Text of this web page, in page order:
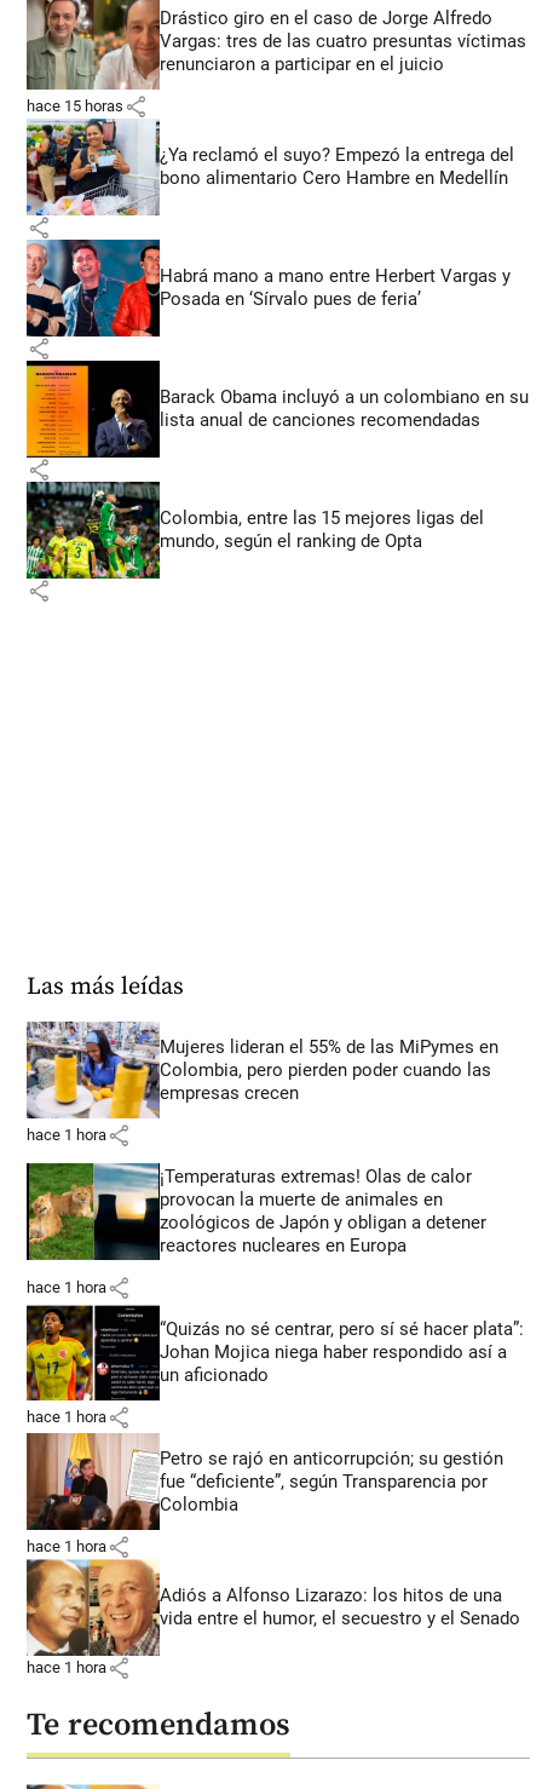
Drástico giro en el caso de Jorge Alfredo
Vargas: tres de las cuatro presuntas víctimas
renunciaron a participar en el juicio
hace 15 horas share
¿Ya reclamó el suyo? Empezó la entrega del
bono alimentario Cero Hambre en Medellín
share
Habrá mano a mano entre Herbert Vargas y
Posada en ‘Sírvalo pues de feria’
share
Barack Obama incluyó a un colombiano en su
lista anual de canciones recomendadas
share
Colombia, entre las 15 mejores ligas del
mundo, según el ranking de Opta
share
Las más leídas
Mujeres lideran el 55% de las MiPymes en
Colombia, pero pierden poder cuando las
empresas crecen
hace 1 hora share
¡Temperaturas extremas! Olas de calor
provocan la muerte de animales en
zoológicos de Japón y obligan a detener
reactores nucleares en Europa
hace 1 hora share
“Quizás no sé centrar, pero sí sé hacer plata”:
Johan Mojica niega haber respondido así a
un aficionado
hace 1 hora share
Petro se rajó en anticorrupción; su gestión
fue “deficiente”, según Transparencia por
Colombia
hace 1 hora share
Adiós a Alfonso Lizarazo: los hitos de una
vida entre el humor, el secuestro y el Senado
hace 1 hora share
Te recomendamos